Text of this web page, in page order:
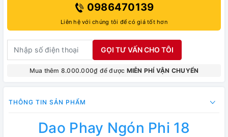
0986470139
Liên hệ với chúng tôi để có giá tốt hơn
GỌI TƯ VẤN CHO TÔI
Mua thêm 8.000.000₫ để được MIỄN PHÍ VẬN CHUYỂN
THÔNG TIN SẢN PHẨM
Dao Phay Ngón Phi 18